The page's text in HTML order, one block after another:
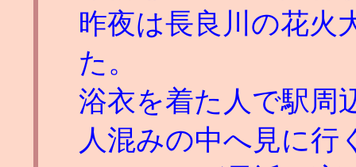
昨夜は長良川の花火
た。
浴衣を着た人で駅周
人混みの中へ見に行